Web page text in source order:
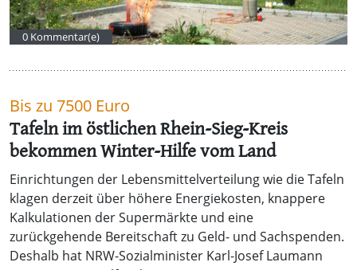
0 Kommentar(e)
Bis zu 7500 Euro
Tafeln im östlichen Rhein-Sieg-Kreis
bekommen Winter-Hilfe vom Land
Einrichtungen der Lebensmittelverteilung wie die Tafeln
klagen derzeit über höhere Energiekosten, knappere
Kalkulationen der Supermärkte und eine
zurückgehende Bereitschaft zu Geld- und Sachspenden.
Deshalb hat NRW-Sozialminister Karl-Josef Laumann